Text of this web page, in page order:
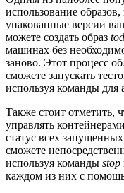
использование
упакованные версии
можете создать образ
машинах без
заново. Этот процесс
сможете запускать
используя команды для
Также стоит отметить,
управлять
статус всех
сможете
используя команды stop
каждом из них с